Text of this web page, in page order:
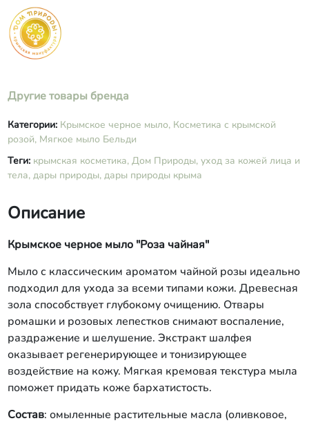
Другие товары бренда
Категории: Крымское черное мыло, Косметика с крымской
розой, Мягкое мыло Бельди
Теги: крымская косметика, Дом Природы, уход за кожей лица и
тела, дары природы, дары природы крыма
Описание
Крымское черное мыло "Роза чайная"
Мыло с классическим ароматом чайной розы идеально
подходил для ухода за всеми типами кожи. Древесная
зола способствует глубокому очищению. Отвары
ромашки и розовых лепестков снимают воспаление,
раздражение и шелушение. Экстракт шалфея
оказывает регенерирующее и тонизирующее
воздействие на кожу. Мягкая кремовая текстура мыла
поможет придать коже бархатистость.
Состав: омыленные растительные масла (оливковое,